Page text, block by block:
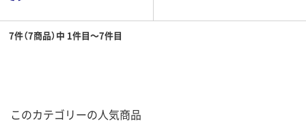
7件（7商品）中 1件目～7件目
このカテゴリーの人気商品